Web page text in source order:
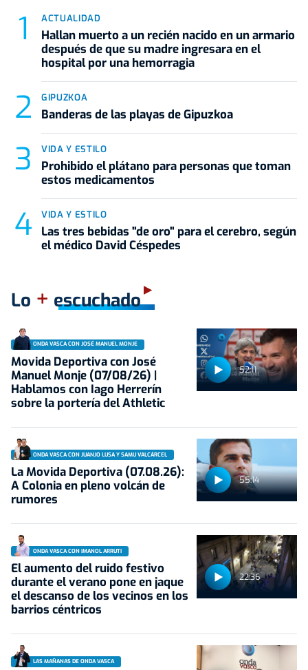
ACTUALIDAD
Hallan muerto a un recién nacido en un armario
después de que su madre ingresara en el
hospital por una hemorragia
GIPUZKOA
Banderas de las playas de Gipuzkoa
VIDA Y ESTILO
Prohibido el plátano para personas que toman
estos medicamentos
VIDA Y ESTILO
Las tres bebidas "de oro" para el cerebro, según
el médico David Céspedes
Lo + escuchado
52:11
ONDA VASCA CON JOSÉ MANUEL MONJE
Movida Deportiva con José
Manuel Monje (07/08/26) |
Hablamos con Iago Herrerín
sobre la portería del Athletic
55:14
ONDA VASCA CON JUANJO LUSA Y SAMU VALCÁRCEL
La Movida Deportiva (07.08.26):
A Colonia en pleno volcán de
rumores
22:36
ONDA VASCA CON IMANOL ARRUTI
El aumento del ruido festivo
durante el verano pone en jaque
el descanso de los vecinos en los
barrios céntricos
LAS MAÑANAS DE ONDA VASCA